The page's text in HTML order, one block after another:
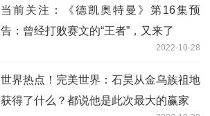
当前关注：《德凯奥特曼》第16集预
告：曾经打败赛文的“王者”，又来了
2022-10-28
世界热点！完美世界：石昊从金乌族祖地
获得了什么？都说他是此次最大的赢家